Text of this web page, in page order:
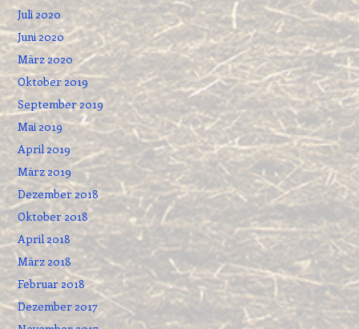
Juli 2020
Juni 2020
März 2020
Oktober 2019
September 2019
Mai 2019
April 2019
März 2019
Dezember 2018
Oktober 2018
April 2018
März 2018
Februar 2018
Dezember 2017